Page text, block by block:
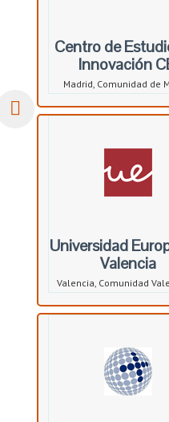
Centro de
Innovación
Madrid, Comunidad de
Universidad
Valencia
Valencia, Comunidad